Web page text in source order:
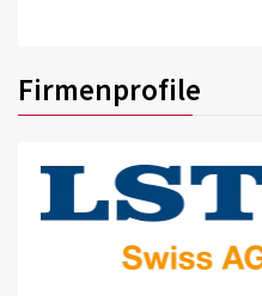
Firmenprofile